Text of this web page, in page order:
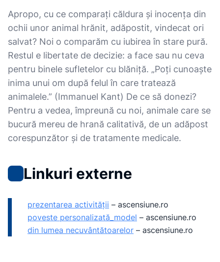
Apropo, cu ce comparați căldura și inocența din
ochii unor animal hrănit, adăpostit, vindecat ori
salvat? Noi o comparăm cu iubirea în stare pură.
Restul e libertate de decizie: a face sau nu ceva
pentru binele sufletelor cu blăniță. „Poți cunoaște
inima unui om după felul în care tratează
animalele.” (Immanuel Kant) De ce să donezi?
Pentru a vedea, împreună cu noi, animale care se
bucură mereu de hrană calitativă, de un adăpost
corespunzător și de tratamente medicale.
Linkuri externe
prezentarea activității – ascensiune.ro
poveste personalizată_model – ascensiune.ro
din lumea necuvântătoarelor – ascensiune.ro